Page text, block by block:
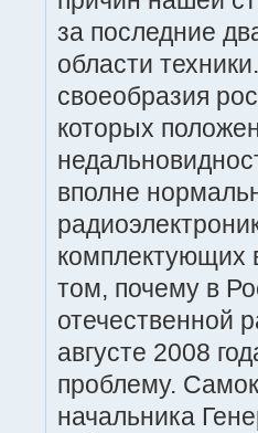
за последние
области
своеобразия
которых
вполне
комплектующих
том, почему в
отечественной
августе 2008
проблему.
начальника